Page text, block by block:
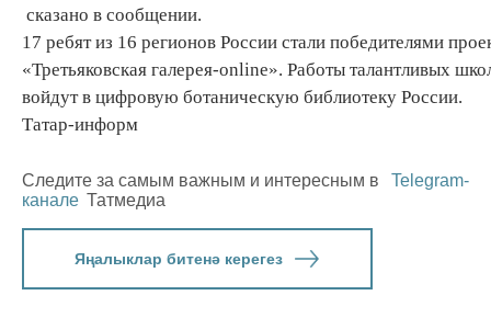
сказано в сообщении.
17 ребят из 16 регионов России стали победителями
«Третьяковская галерея-online». Работы талантливых
войдут в цифровую ботаническую библиотеку России.
Татар-информ
Следите за самым важным и интересным в
Telegram-
канале Татмедиа
Яңалыклар битенә керегез